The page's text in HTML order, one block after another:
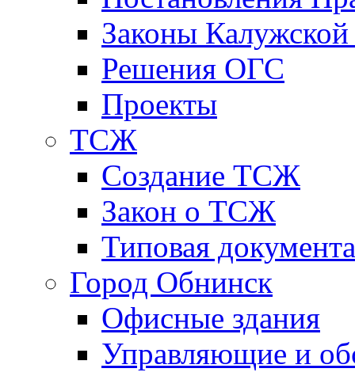
Законы Калужской
Решения ОГС
Проекты
ТСЖ
Создание ТСЖ
Закон о ТСЖ
Типовая
Город Обнинск
Офисные здания
Управляющие и